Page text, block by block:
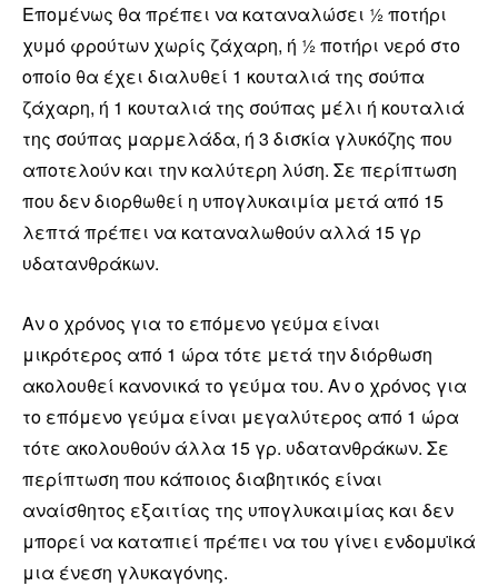
Επομένως θα πρέπει να καταναλώσει ½ ποτήρι
χυμό φρούτων χωρίς ζάχαρη, ή ½ ποτήρι νερό στο
οποίο θα έχει διαλυθεί 1 κουταλιά της σούπα
ζάχαρη, ή 1 κουταλιά της σούπας μέλι ή κουταλιά
της σούπας μαρμελάδα, ή 3 δισκία γλυκόζης που
αποτελούν και την καλύτερη λύση. Σε περίπτωση
που δεν διορθωθεί η υπογλυκαιμία μετά από 15
λεπτά πρέπει να καταναλωθούν αλλά 15 γρ
υδατανθράκων.
Αν ο χρόνος για το επόμενο γεύμα είναι
μικρότερος από 1 ώρα τότε μετά την διόρθωση
ακολουθεί κανονικά το γεύμα του. Αν ο χρόνος για
το επόμενο γεύμα είναι μεγαλύτερος από 1 ώρα
τότε ακολουθούν άλλα 15 γρ. υδατανθράκων. Σε
περίπτωση που κάποιος διαβητικός είναι
αναίσθητος εξαιτίας της υπογλυκαιμίας και δεν
μπορεί να καταπιεί πρέπει να του γίνει ενδομυϊκά
μια ένεση γλυκαγόνης.